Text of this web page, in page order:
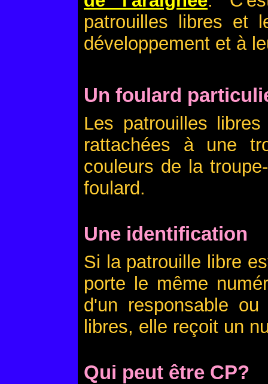
patrouilles libres et
développement et à
Un foulard
Les patrouilles
rattachées à une
couleurs de la
foulard.
Une identification
Si la patrouille libre
porte le même
d'un responsable
libres, elle reçoit un
Qui peut être CP?